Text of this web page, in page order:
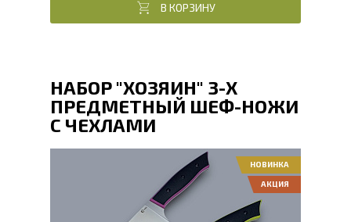
В КОРЗИНУ
НАБОР "ХОЗЯИН" 3-Х
ПРЕДМЕТНЫЙ ШЕФ-НОЖИ
С ЧЕХЛАМИ
Общая длина, мм
305, 294, 210
Длина клинка, мм
184, 166, 100
НОВИНКА
АКЦИЯ